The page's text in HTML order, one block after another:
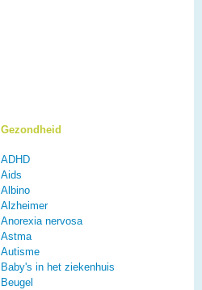
Gezondheid
ADHD
Aids
Albino
Alzheimer
Anorexia nervosa
Astma
Autisme
Baby's in het ziekenhuis
Beugel